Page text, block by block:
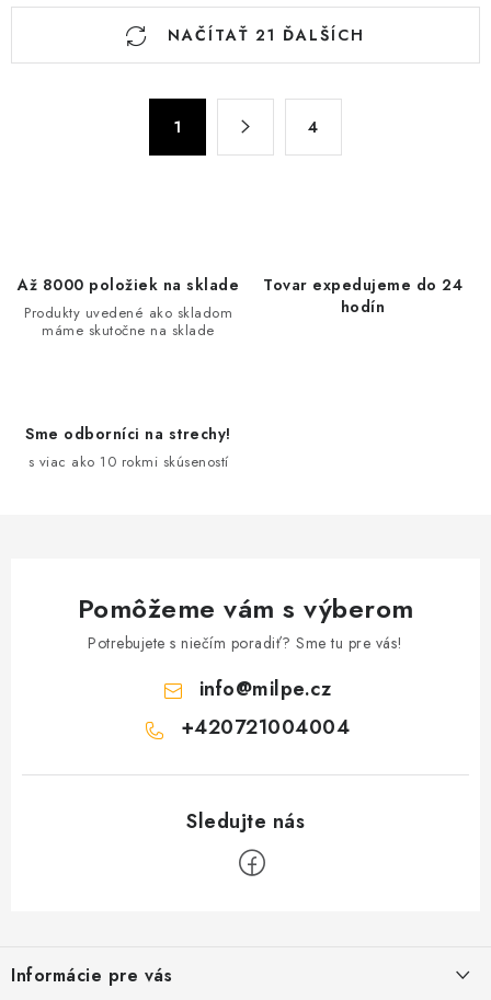
O
p
NAČÍTAŤ 21 ĎALŠÍCH
v
1 4
Až 8000 položiek na sklade
Produkty uvedené ako skladom
máme skutočne na sklade
Tovar expedujeme do 24
hodín
Sme odborníci na strechy!
s viac ako 10 rokmi skúseností
Pomôžeme vám s výberom
Potrebujete s niečím poradiť? Sme tu pre vás!
info@milpe.cz
+420721004004
pInformácie pre vás